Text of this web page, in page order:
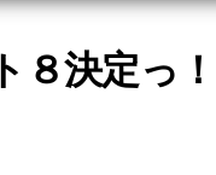
８決定っ！